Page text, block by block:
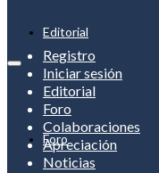
Editorial
Foro
Registro
Iniciar sesión
Editorial
Foro
Colaboraciones
Apreciación
Noticias